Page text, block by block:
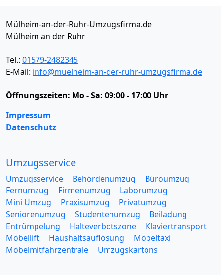
Mülheim-an-der-Ruhr-Umzugsfirma.de
Mülheim an der Ruhr
Tel.: 01579-2482345
E-Mail: info@muelheim-an-der-ruhr-umzugsfirma.de
Öffnungszeiten: Mo - Sa: 09:00 - 17:00 Uhr
Impressum
Datenschutz
Umzugsservice
Umzugsservice Behördenumzug
Büroumzug
Fernumzug
Firmenumzug
Laborumzug
Mini Umzug
Praxisumzug
Privatumzug
Seniorenumzug
Studentenumzug
Beiladung
Entrümpelung
Halteverbotszone
Klaviertransport
Möbellift
Haushaltsauflösung
Möbeltaxi
Möbelmitfahrzentrale
Umzugskartons